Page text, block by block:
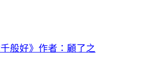
千般好》作者：顧了之